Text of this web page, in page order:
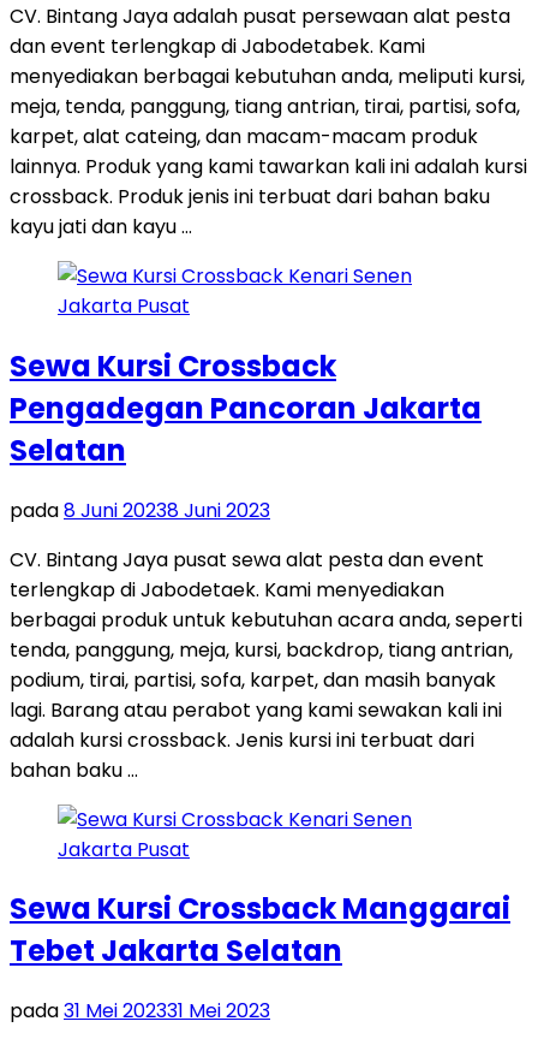
CV. Bintang Jaya adalah pusat persewaan alat pesta
dan event terlengkap di Jabodetabek. Kami
menyediakan berbagai kebutuhan anda, meliputi kursi,
meja, tenda, panggung, tiang antrian, tirai, partisi, sofa,
karpet, alat cateing, dan macam-macam produk
lainnya. Produk yang kami tawarkan kali ini adalah kursi
crossback. Produk jenis ini terbuat dari bahan baku
kayu jati dan kayu …
Sewa Kursi Crossback
Pengadegan Pancoran Jakarta
Selatan
pada8 Juni 20238 Juni 2023
CV. Bintang Jaya pusat sewa alat pesta dan event
terlengkap di Jabodetaek. Kami menyediakan
berbagai produk untuk kebutuhan acara anda, seperti
tenda, panggung, meja, kursi, backdrop, tiang antrian,
podium, tirai, partisi, sofa, karpet, dan masih banyak
lagi. Barang atau perabot yang kami sewakan kali ini
adalah kursi crossback. Jenis kursi ini terbuat dari
bahan baku …
Sewa Kursi Crossback Manggarai
Tebet Jakarta Selatan
pada31 Mei 202331 Mei 2023